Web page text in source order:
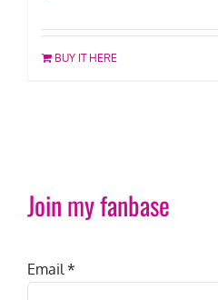
BUY IT HERE
Join my fanbase
Email*